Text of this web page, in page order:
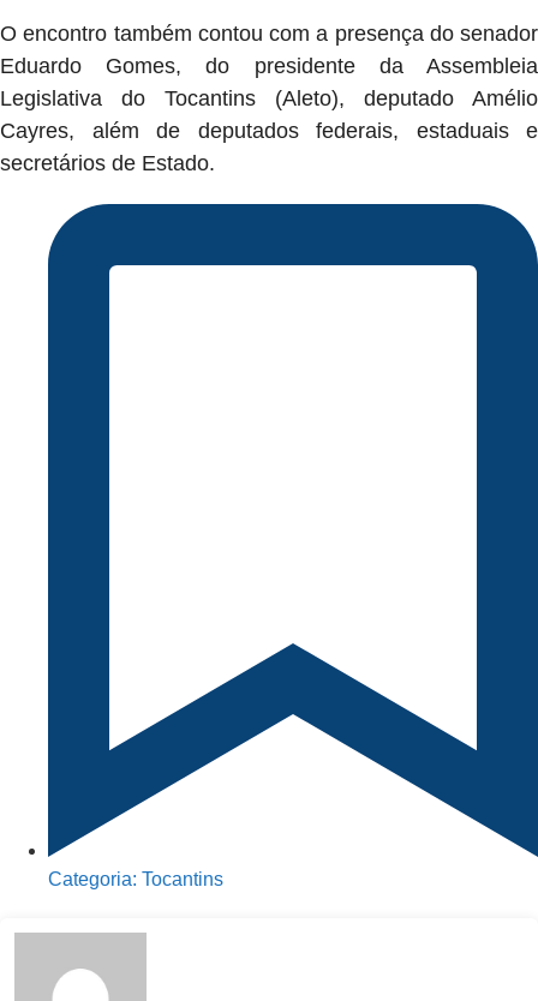
O encontro também contou com a presença do senador
Eduardo Gomes, do presidente da Assembleia
Legislativa do Tocantins (Aleto), deputado Amélio
Cayres, além de deputados federais, estaduais e
secretários de Estado.
Categoria: Tocantins